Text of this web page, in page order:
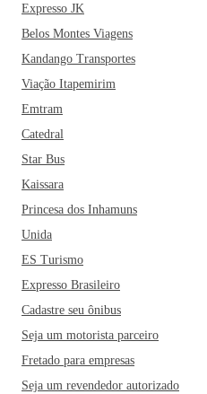
Expresso JK
Belos Montes Viagens
Kandango Transportes
Viação Itapemirim
Emtram
Catedral
Star Bus
Kaissara
Princesa dos Inhamuns
Unida
ES Turismo
Expresso Brasileiro
Cadastre seu ônibus
Seja um motorista parceiro
Fretado para empresas
Seja um revendedor autorizado